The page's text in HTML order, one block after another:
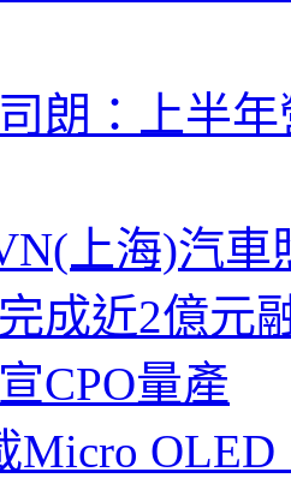
朗：上半
上海)汽
成近2億元
CPO量產
Micro